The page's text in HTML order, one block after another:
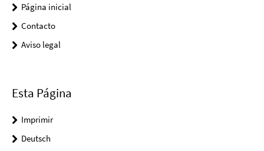
Página inicial
Contacto
Aviso legal
Esta Página
Imprimir
Deutsch